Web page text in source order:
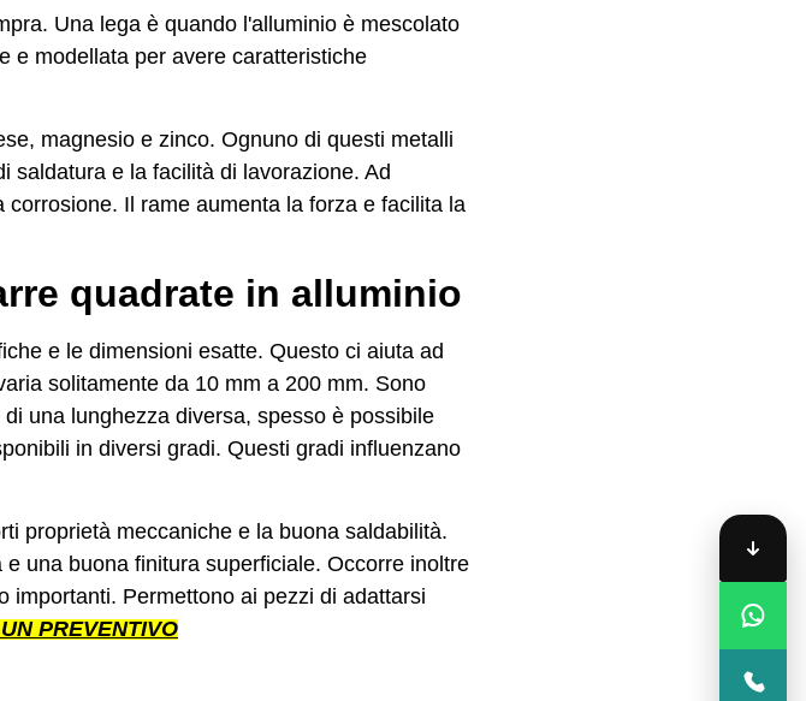
Una lega è quando l'alluminio è mescolato
e modellata per avere caratteristiche
magnesio e zinco. Ognuno di questi metalli
saldatura e la facilità di lavorazione. Ad
Il rame aumenta la forza e facilita la
quadrate in alluminio
e le dimensioni esatte. Questo ci aiuta ad
solitamente da 10 mm a 200 mm. Sono
una lunghezza diversa, spesso è possibile
in diversi gradi. Questi gradi influenzano
proprietà meccaniche e la buona saldabilità.
una buona finitura superficiale. Occorre inoltre
importanti. Permettono ai pezzi di adattarsi
PREVENTIVO